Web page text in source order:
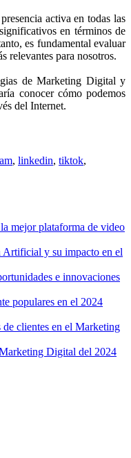
activa en todas las
en términos de
es fundamental evaluar
relevantes para nosotros.
de Marketing Digital y
conocer cómo podemos
del Internet.
, linkedin, tiktok,
mejor plataforma de video
Artificial y su impacto en el
e innovaciones
populares en el 2024
clientes en el Marketing
Digital del 2024